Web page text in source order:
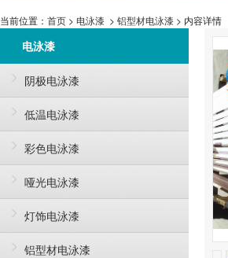
当前位置： 首页 > 电泳漆 > 铝型材电泳漆 > 内容详情
电泳漆
阴极电泳漆
低温电泳漆
彩色电泳漆
哑光电泳漆
灯饰电泳漆
铝型材电泳漆